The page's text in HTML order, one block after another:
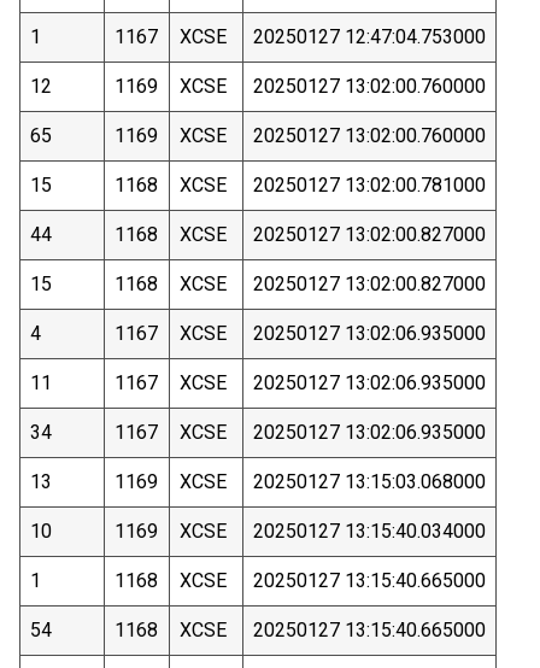
1 1167 XCSE 20250127 12:47:04.753000
12 1169 XCSE 20250127 13:02:00.760000
65 1169 XCSE 20250127 13:02:00.760000
15 1168 XCSE 20250127 13:02:00.781000
44 1168 XCSE 20250127 13:02:00.827000
15 1168 XCSE 20250127 13:02:00.827000
4 1167 XCSE 20250127 13:02:06.935000
11 1167 XCSE 20250127 13:02:06.935000
34 1167 XCSE 20250127 13:02:06.935000
13 1169 XCSE 20250127 13:15:03.068000
10 1169 XCSE 20250127 13:15:40.034000
1 1168 XCSE 20250127 13:15:40.665000
54 1168 XCSE 20250127 13:15:40.665000